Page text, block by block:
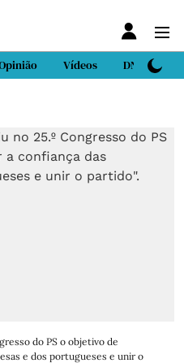
Vídeos DN Sport
do PS o objetivo de
e dos portugueses e unir o